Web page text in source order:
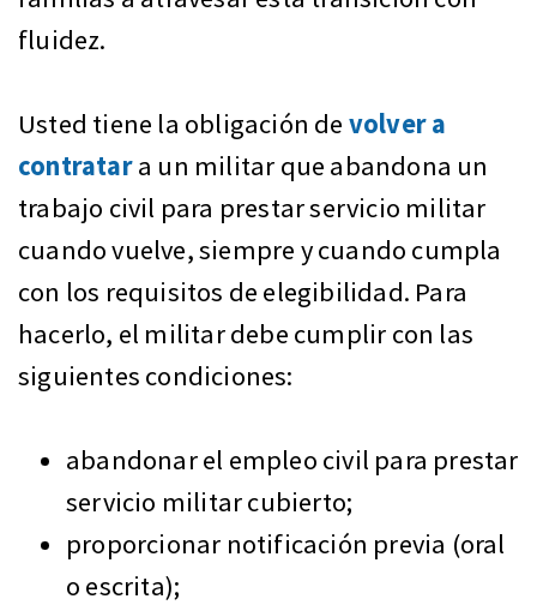
fluidez.
Usted tiene la obligación de volver a
contratara un militar que abandona un
trabajo civil para prestar servicio militar
cuando vuelve, siempre y cuando cumpla
con los requisitos de elegibilidad. Para
hacerlo, el militar debe cumplir con las
siguientes condiciones:
abandonar el empleo civil para prestar
servicio militar cubierto;
proporcionar notificación previa (oral
o escrita);